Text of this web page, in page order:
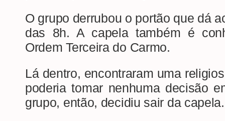
O grupo derrubou o portão que dá
das 8h. A capela também é
Ordem Terceira do Carmo.
Lá dentro, encontraram uma
poderia tomar nenhuma decisão
grupo, então, decidiu sair da capela.